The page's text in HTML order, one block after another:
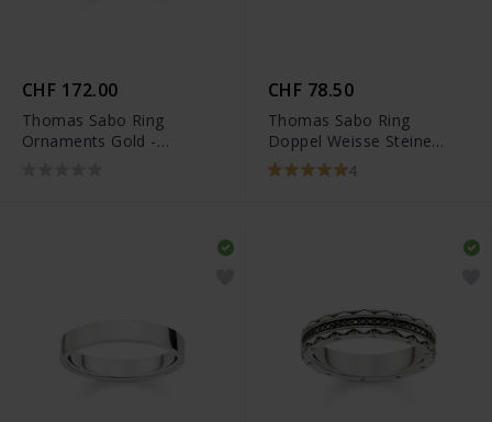
CHF 172.00
Thomas Sabo Ring
Ornaments Gold -
CHF 78.50
Thomas Sabo Ring
Doppel Weisse Steine
Silber - TR2316-051-14
4